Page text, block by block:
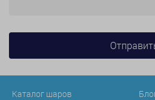
Каталог шаров